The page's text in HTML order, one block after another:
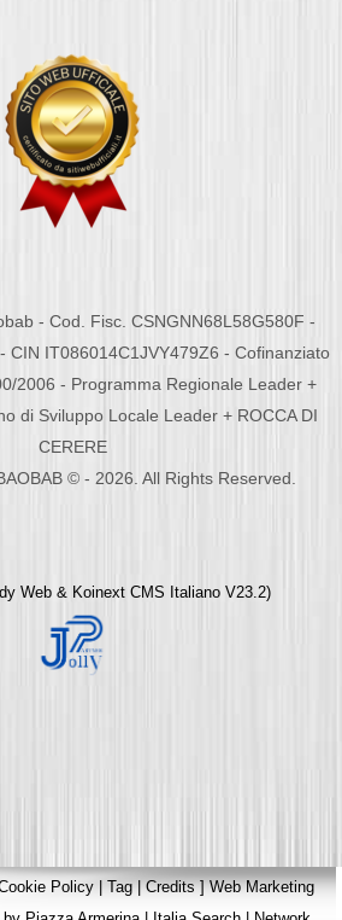
- Cod. Fisc. CSNGNN68L58G580F -
CIN IT086014C1JVY479Z6 - Cofinanziato
2006 - Programma Regionale Leader +
di Sviluppo Locale Leader + ROCCA DI
CERERE
© - 2026. All Rights Reserved.
Web & Koinext CMS Italiano V23.2)
Policy | Tag|Credits]Web Marketing